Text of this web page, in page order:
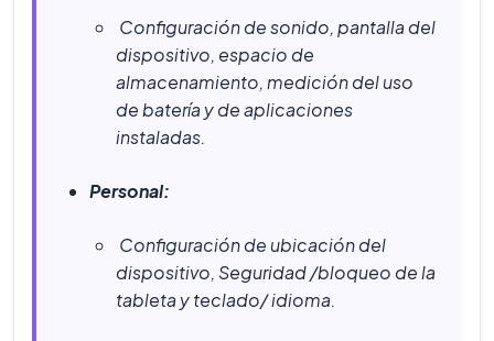
Configuración de sonido, pantalla del
dispositivo, espacio de
almacenamiento, medición del uso
de batería y de aplicaciones
instaladas.
Personal:
Configuración de ubicación del
dispositivo, Seguridad /bloqueo de la
tableta y teclado/ idioma.